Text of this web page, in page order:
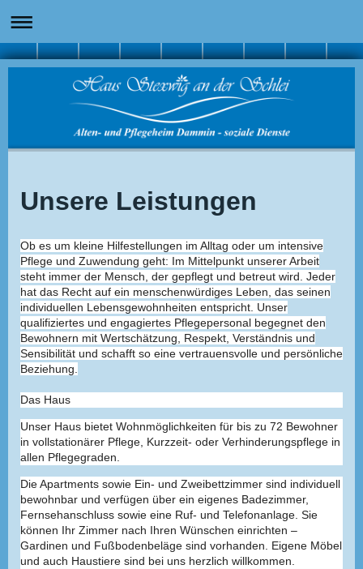
Unsere Leistungen
Ob es um kleine Hilfestellungen im Alltag oder um intensive
Pflege und Zuwendung geht: Im Mittelpunkt unserer Arbeit
steht immer der Mensch, der gepflegt und betreut wird. Jeder
hat das Recht auf ein menschenwürdiges Leben, das seinen
individuellen Lebensgewohnheiten entspricht. Unser
qualifiziertes und engagiertes Pflegepersonal begegnet den
Bewohnern mit Wertschätzung, Respekt, Verständnis und
Sensibilität und schafft so eine vertrauensvolle und persönliche
Beziehung.
Das Haus
Unser Haus bietet Wohnmöglichkeiten für bis zu 72 Bewohner
in vollstationärer Pflege, Kurzzeit- oder Verhinderungspflege in
allen Pflegegraden.
Die Apartments sowie Ein- und Zweibettzimmer sind individuell
bewohnbar und verfügen über ein eigenes Badezimmer,
Fernsehanschluss sowie eine Ruf- und Telefonanlage. Sie
können Ihr Zimmer nach Ihren Wünschen einrichten –
Gardinen und Fußbodenbeläge sind vorhanden. Eigene Möbel
und auch Haustiere sind bei uns herzlich willkommen.